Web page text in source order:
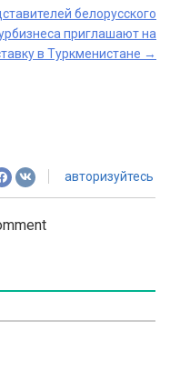
белорусского
приглашают на
в Туркменистане →
авторизуйтесь